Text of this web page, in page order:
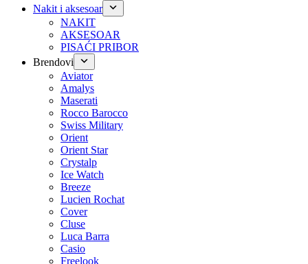
Nakit i aksesoar
NAKIT
AKSESOAR
PISAĆI PRIBOR
Brendovi
Aviator
Amalys
Maserati
Rocco Barocco
Swiss Military
Orient
Orient Star
Crystalp
Ice Watch
Breeze
Lucien Rochat
Cover
Cluse
Luca Barra
Casio
Freelook